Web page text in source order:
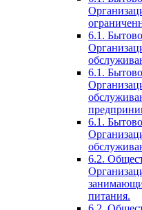
6.1.
6.1.
6.1.
6.2.
питания.